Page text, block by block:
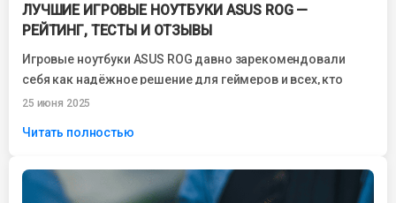
ЛУЧШИЕ ИГРОВЫЕ НОУТБУКИ ASUS ROG —
РЕЙТИНГ, ТЕСТЫ И ОТЗЫВЫ
Игровые ноутбуки ASUS ROG давно зарекомендовали
себя как надёжное решение для геймеров и всех, кто
работает с графикой, видео или...
25 июня 2025
Читать полностью